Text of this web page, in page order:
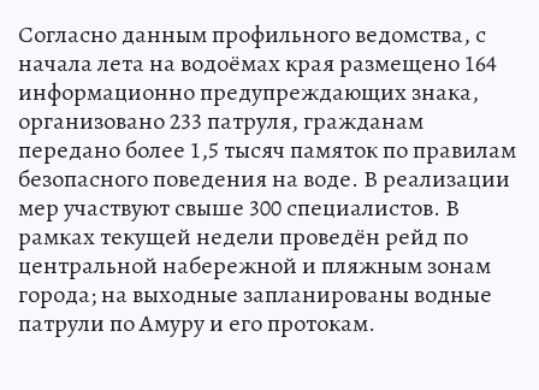
Согласно данным профильного ведомства, с
начала лета на водоёмах края размещено 164
информационно предупреждающих знака,
организовано 233 патруля, гражданам
передано более 1,5 тысяч памяток по правилам
безопасного поведения на воде. В реализации
мер участвуют свыше 300 специалистов. В
рамках текущей недели проведён рейд по
центральной набережной и пляжным зонам
города; на выходные запланированы водные
патрули по Амуру и его протокам.